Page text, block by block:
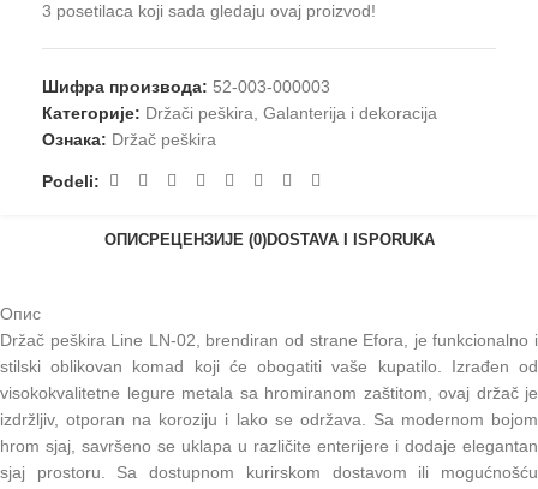
3 posetilaca koji sada gledaju ovaj proizvod!
Шифра производа: 52-003-000003
Категорије: Držači peškira, Galanterija i dekoracija
Ознака: Držač peškira
Podeli:
ОПИСРЕЦЕНЗИЈЕ (0)DOSTAVA I ISPORUKA
Опис
Držač peškira Line LN-02, brendiran od strane Efora, je funkcionalno i
stilski oblikovan komad koji će obogatiti vaše kupatilo. Izrađen od
visokokvalitetne legure metala sa hromiranom zaštitom, ovaj držač je
izdržljiv, otporan na koroziju i lako se održava. Sa modernom bojom
hrom sjaj, savršeno se uklapa u različite enterijere i dodaje elegantan
sjaj prostoru. Sa dostupnom kurirskom dostavom ili mogućnošću